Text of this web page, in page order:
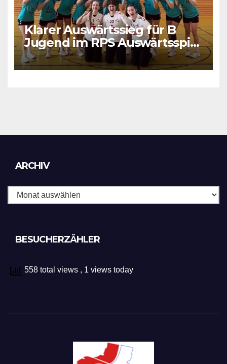
Klarer Auswärtssieg für B
Jugend im RPS Auswärtsspiel
in Luxenburg
ARCHIV
BESUCHERZÄHLER
558 total views , 1 views today